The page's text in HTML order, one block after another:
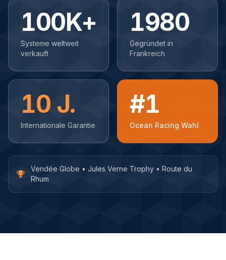
100K+
Systeme weltweit
verkauft
1980
Gegründet in
Frankreich
10 J.
Internationale Garantie
#1
Ocean Racing Wahl
Vendée Globe • Jules Verne Trophy • Route du
Rhum